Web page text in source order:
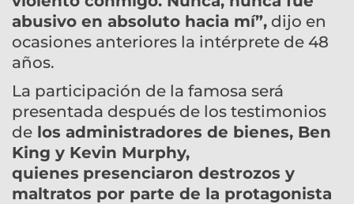
abusivo en absoluto hacia mí”, dijo en
ocasiones anteriores la intérprete de 48
años.
La participación de la famosa será
presentada después de los testimonios
de los administradores de bienes, Ben
King y Kevin Murphy,
quienes presenciaron destrozos y
maltratos por parte de la protagonista